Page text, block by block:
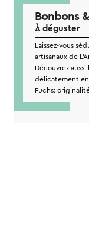
Bonbons
À déguster
Laissez-vous
artisanaux de
Découvrez
délicatement en
Fuchs: